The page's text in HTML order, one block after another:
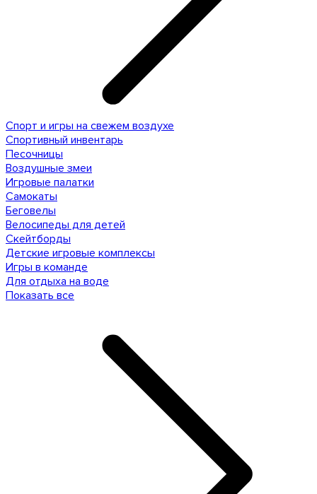
Спорт и игры на свежем воздухе
Спортивный инвентарь
Песочницы
Воздушные змеи
Игровые палатки
Самокаты
Беговелы
Велосипеды для детей
Скейтборды
Детские игровые комплексы
Игры в команде
Для отдыха на воде
Показать все